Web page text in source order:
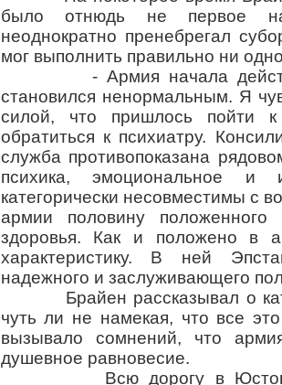
было отнюдь не первое
неоднократно пренебрегал
мог выполнить правильно ни
- Армия начала
становился ненормальным. Я
силой, что пришлось пойти к
обратиться к психиатру.
служба противопоказана
психика, эмоциональное и
категорически несовместимы с
армии половину
здоровья. Как и положено в
характеристику. В ней
надежного и заслуживающего
Брайен рассказывал о
чуть ли не намекая, что все
вызывало сомнений, что
душевное равновесие.
Всю дорогу в Юстон он